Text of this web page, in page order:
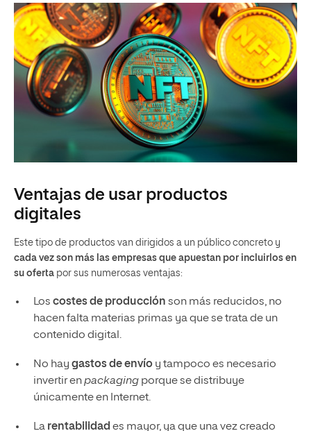
Ventajas de usar productos
digitales
Este tipo de productos van dirigidos a un público concreto y
cada vez son más las empresas que apuestan por incluirlos en
su oferta por sus numerosas ventajas:
Los costes de producción son más reducidos, no
hacen falta materias primas ya que se trata de un
contenido digital.
No hay gastos de envíoy tampoco es necesario
invertir enpackagingporque se distribuye
únicamente en Internet.
La rentabilidad es mayor, ya que una vez creado